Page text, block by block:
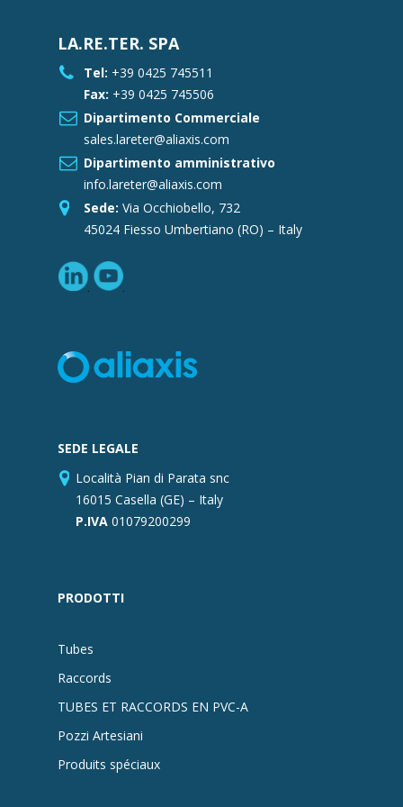
LA.RE.TER. SPA
Tel: +39 0425 745511
Fax: +39 0425 745506
Dipartimento Commerciale
sales.lareter@aliaxis.com
Dipartimento amministrativo
info.lareter@aliaxis.com
Sede: Via Occhiobello, 732
45024 Fiesso Umbertiano (RO) – Italy
SEDE LEGALE
Località Pian di Parata snc
16015 Casella (GE) – Italy
P.IVA 01079200299
PRODOTTI
Tubes
Raccords
TUBES ET RACCORDS EN PVC-A
Pozzi Artesiani
Produits spéciaux